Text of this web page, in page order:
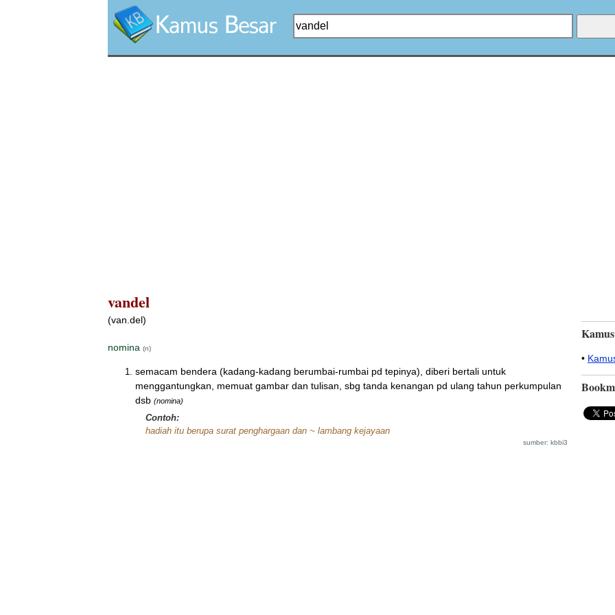
vandel
(van.del)
nomina (n)
semacam bendera (kadang-kadang berumbai-rumbai pd tepinya), diberi bertali untuk
menggantungkan, memuat gambar dan tulisan, sbg tanda kenangan pd ulang tahun perkumpulan
dsb (nomina)
Contoh:
hadiah itu berupa surat penghargaan dan ~ lambang kejayaan
sumber: kbbi3
•